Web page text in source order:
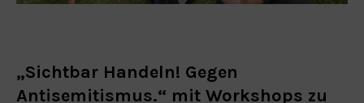
„Sichtbar Handeln! Gegen
Antisemitismus.“ mit Workshops zu